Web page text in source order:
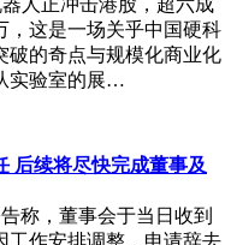
，这是一场关乎中国硬科
破的奇点与规模化商业化
实验室的展…
后续将尽快完成董事及
称，董事会于当日收到
工作安排调整，申请辞去